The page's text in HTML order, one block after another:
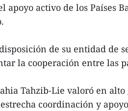
apoyo activo de los Países
de su entidad de
la cooperación entre las
Tahzib-Lie valoró en
coordinación y